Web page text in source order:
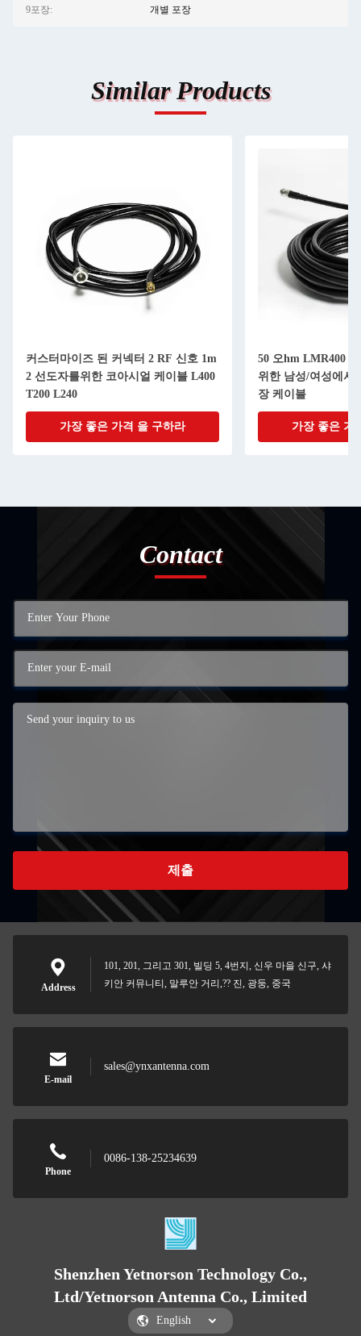
9포장: 개별 포장
Similar Products
커스터마이즈 된 커넥터 2 RF 신호 1m
2 선도자를위한 코아시얼 케이블 L400
T200 L240
가장 좋은 가격 을 구하라
50 오hm LMR400
위한 남성/여성에서
장 케이블
가장 좋은 가
Contact
제출
Address
101, 201, 그리고 301, 빌딩 5, 4번지, 신우 마을 신구, 샤
키안 커뮤니티, 말루안 거리,?? 진, 광둥, 중국
E-mail
sales@ynxantenna.com
Phone
0086-138-25234639
Shenzhen Yetnorson Technology Co.,
Ltd/Yetnorson Antenna Co., Limited